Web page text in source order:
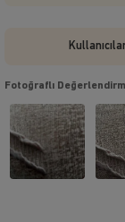
Fotoğraflı